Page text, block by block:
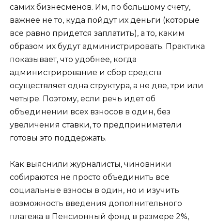
самих бизнесменов. Им, по большому счету,
важнее не то, куда пойдут их деньги (которые
все равно придется заплатить), а то, каким
образом их будут администрировать. Практика
показывает, что удобнее, когда
администрирование и сбор средств
осуществляет одна структура, а не две, три или
четыре. Поэтому, если речь идет об
объединении всех взносов в один, без
увеличения ставки, то предприниматели
готовы это поддержать.
Как выяснили журналисты, чиновники
собираются не просто объединить все
социальные взносы в один, но и изучить
возможность введения дополнительного
платежа в Пенсионный фонд в размере 2%,